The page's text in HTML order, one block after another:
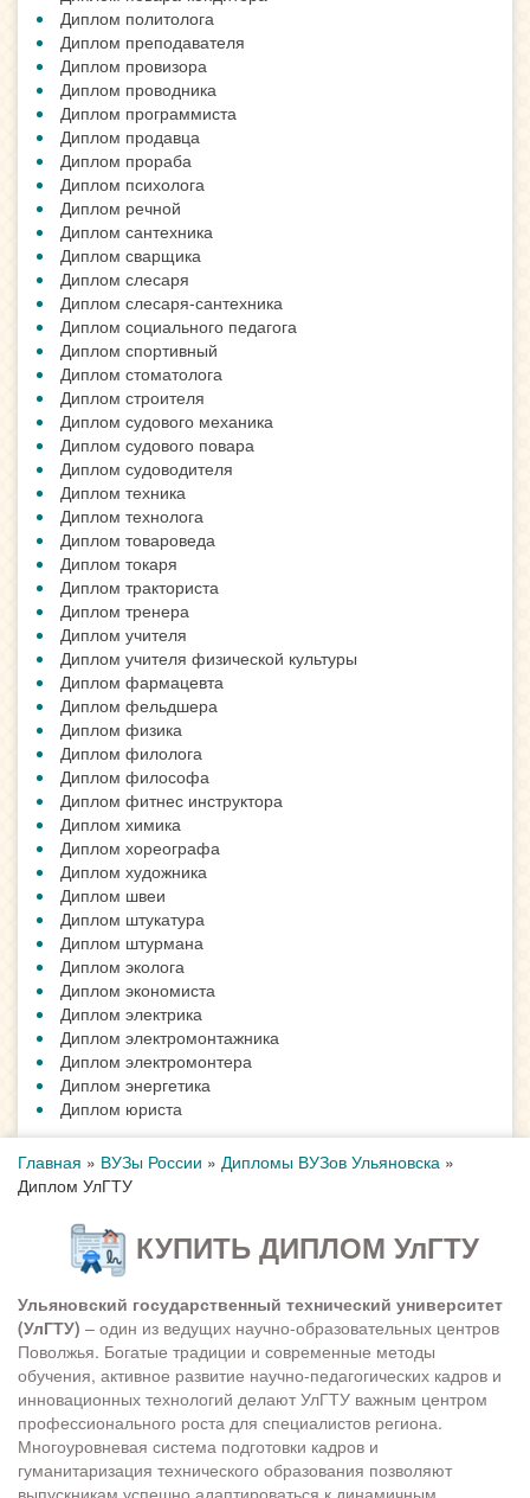
Диплом политолога
Диплом преподавателя
Диплом провизора
Диплом проводника
Диплом программиста
Диплом продавца
Диплом прораба
Диплом психолога
Диплом речной
Диплом сантехника
Диплом сварщика
Диплом слесаря
Диплом слесаря-сантехника
Диплом социального педагога
Диплом спортивный
Диплом стоматолога
Диплом строителя
Диплом судового механика
Диплом судового повара
Диплом судоводителя
Диплом техника
Диплом технолога
Диплом товароведа
Диплом токаря
Диплом тракториста
Диплом тренера
Диплом учителя
Диплом учителя физической культуры
Диплом фармацевта
Диплом фельдшера
Диплом физика
Диплом филолога
Диплом философа
Диплом фитнес инструктора
Диплом химика
Диплом хореографа
Диплом художника
Диплом швеи
Диплом штукатура
Диплом штурмана
Диплом эколога
Диплом экономиста
Диплом электрика
Диплом электромонтажника
Диплом электромонтера
Диплом энергетика
Диплом юриста
Главная » ВУЗы России » Дипломы ВУЗов Ульяновска »
Диплом УлГТУ
КУПИТЬ ДИПЛОМ УлГТУ
Ульяновский государственный технический университет
(УлГТУ) – один из ведущих научно-образовательных центров
Поволжья. Богатые традиции и современные методы
обучения, активное развитие научно-педагогических кадров и
инновационных технологий делают УлГТУ важным центром
профессионального роста для специалистов региона.
Многоуровневая система подготовки кадров и
гуманитаризация технического образования позволяют